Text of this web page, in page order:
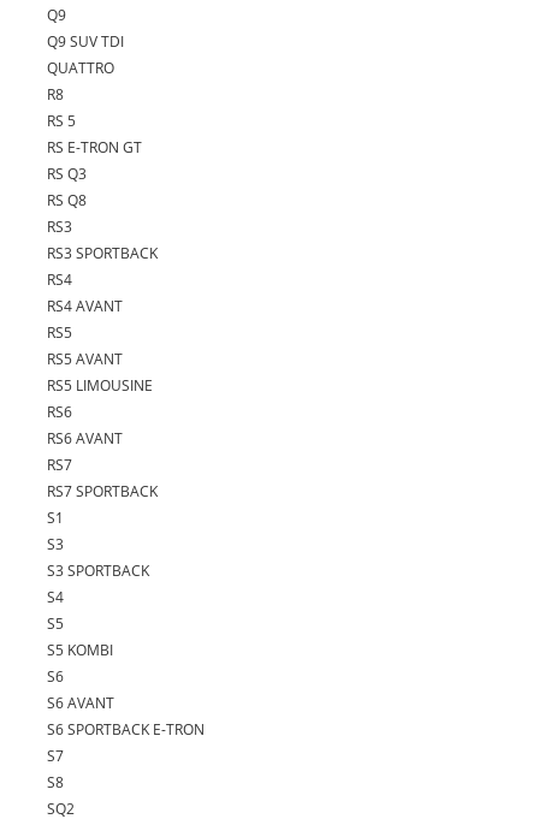
Q9
Q9 SUV TDI
QUATTRO
R8
RS 5
RS E-TRON GT
RS Q3
RS Q8
RS3
RS3 SPORTBACK
RS4
RS4 AVANT
RS5
RS5 AVANT
RS5 LIMOUSINE
RS6
RS6 AVANT
RS7
RS7 SPORTBACK
S1
S3
S3 SPORTBACK
S4
S5
S5 KOMBI
S6
S6 AVANT
S6 SPORTBACK E-TRON
S7
S8
SQ2